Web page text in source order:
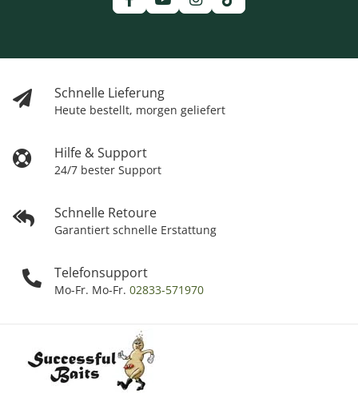
Schnelle Lieferung
Heute bestellt, morgen geliefert
Hilfe & Support
24/7 bester Support
Schnelle Retoure
Garantiert schnelle Erstattung
Telefonsupport
Mo-Fr. Mo-Fr. 02833-571970